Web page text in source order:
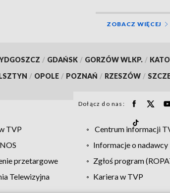
ZOBACZ WIĘCEJ
/ GDAŃSK / GORZÓW WLKP. /
/ OPOLE / POZNAŃ / RZESZÓW /
Dołącz do nas:
TVP Centrum informacji
Informacje o nadawcy
przetargowe Zgłoś program
Telewizyjna Kariera w TVP